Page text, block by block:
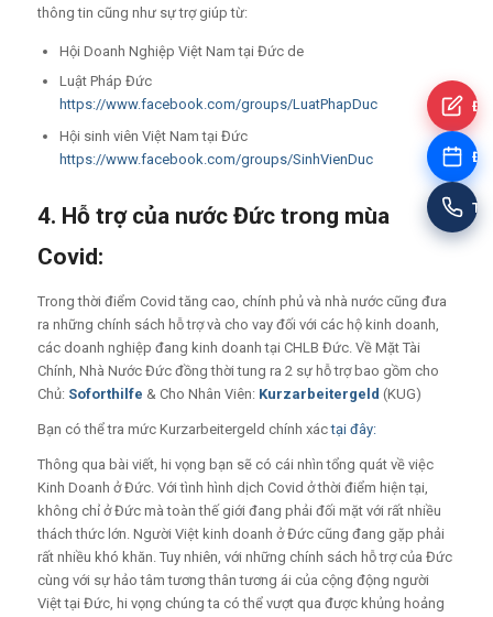
thông tin cũng như sự trợ giúp từ:
Hội Doanh Nghiệp Việt Nam tại Đức de
Luật Pháp Đức
https://www.facebook.com/groups/LuatPhapDuc
Hội sinh viên Việt Nam tại Đức
https://www.facebook.com/groups/SinhVienDuc
4. Hỗ trợ của nước Đức trong mùa
Covid:
Trong thời điểm Covid tăng cao, chính phủ và nhà nước cũng đưa
ra những chính sách hỗ trợ và cho vay đối với các hộ kinh doanh,
các doanh nghiệp đang kinh doanh tại CHLB Đức. Về Mặt Tài
Chính, Nhà Nước Đức đồng thời tung ra 2 sự hỗ trợ bao gồm cho
Chủ: Soforthilfe & Cho Nhân Viên: Kurzarbeitergeld (KUG)
Bạn có thể tra mức Kurzarbeitergeld chính xáctại đây:
Thông qua bài viết, hi vọng bạn sẽ có cái nhìn tổng quát về việc
Kinh Doanh ở Đức. Với tình hình dịch Covid ở thời điểm hiện tại,
không chỉ ở Đức mà toàn thế giới đang phải đối mặt với rất nhiều
thách thức lớn. Người Việt kinh doanh ở Đức cũng đang gặp phải
rất nhiều khó khăn. Tuy nhiên, với những chính sách hỗ trợ của Đức
cùng với sự hảo tâm tương thân tương ái của cộng động người
Việt tại Đức, hi vọng chúng ta có thể vượt qua được khủng hoảng
Tư